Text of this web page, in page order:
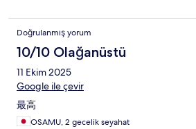
Doğrulanmış yorum
10/10 Olağanüstü
11 Ekim 2025
Google ile çevir
最高
OSAMU, 2 gecelik seyahat